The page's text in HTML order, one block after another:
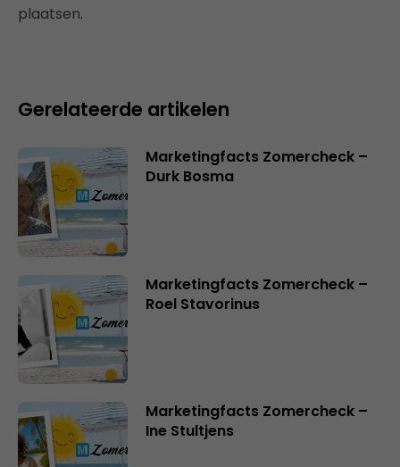
plaatsen.
Gerelateerde artikelen
Marketingfacts Zomercheck –
Durk Bosma
Marketingfacts Zomercheck –
Roel Stavorinus
Marketingfacts Zomercheck –
Ine Stultjens